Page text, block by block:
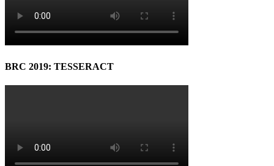
BRC 2019: TESSERACT